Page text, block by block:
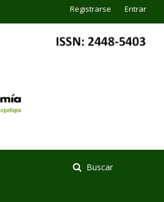
Buscar
Registrarse Entrar